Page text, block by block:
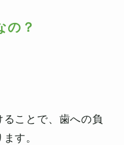
の？
ことで、歯への負
す。